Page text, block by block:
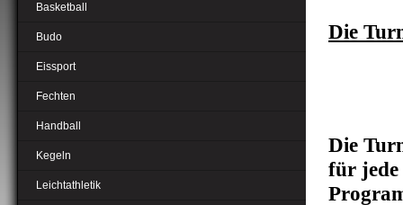
Basketball
Budo
Eissport
Fechten
Handball
Kegeln
Leichtathletik
Die
Die
für jede